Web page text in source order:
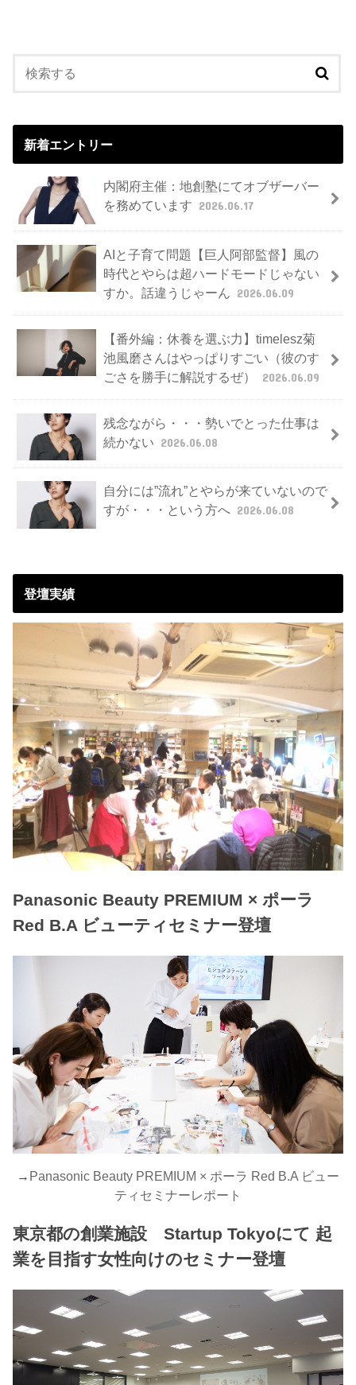
新着エントリー
内閣府主催：地創塾にてオブザーバー
を務めています 2026.06.17
AIと子育て問題【巨人阿部監督】風の
時代とやらは超ハードモードじゃない
すか。話違うじゃーん 2026.06.09
【番外編：休養を選ぶ力】timelesz菊
池風磨さんはやっぱりすごい（彼のす
ごさを勝手に解説するぜ）
2026.06.09
残念ながら・・・勢いでとった仕事は
続かない 2026.06.08
自分には”流れ”とやらが来ていないので
すが・・・という方へ 2026.06.08
登壇実績
Panasonic Beauty PREMIUM × ポーラ
Red B.A ビューティセミナー登壇
→ Panasonic Beauty PREMIUM × ポーラ Red B.A ビュー
ティセミナーレポート
東京都の創業施設 Startup Tokyoにて 起
業を目指す女性向けのセミナー登壇